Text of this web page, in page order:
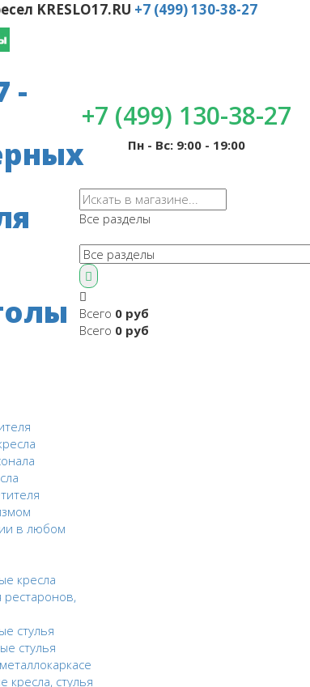
KRESLO17.RU +7 (499) 130-38-27
+7 (499) 130-38-27
Пн - Вс: 9:00 - 19:00
Все разделы
Всего 0 руб
Всего 0 руб
в любом
кресла
рестаронов,
стулья
стулья
кресла, стулья